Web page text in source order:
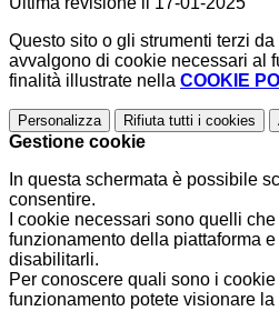
Questo sito o gli strumenti terzi
avvalgono di cookie necessari al
finalità illustrate nella COOKIE
Personalizza Rifiuta tutti i cookies
Gestione cookie
In questa schermata è possibile
consentire.
I cookie necessari sono quelli
funzionamento della piattaforma
disabilitarli.
Per conoscere quali sono i cookie
funzionamento potete visionare la